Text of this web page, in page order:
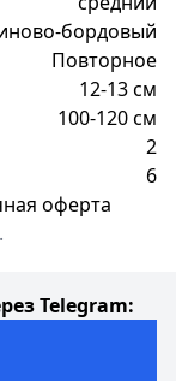
бордовый
Повторное
12-13 см
100-120 см
2
6
Telegram:
оферта